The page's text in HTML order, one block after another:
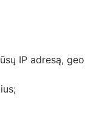
IP adresą,